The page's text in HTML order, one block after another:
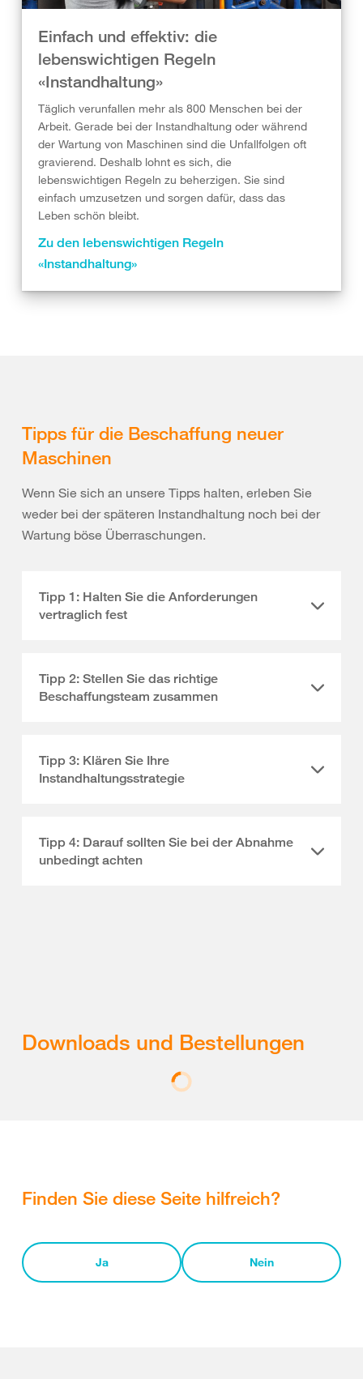
Einfach und effektiv: die
lebenswichtigen Regeln
«Instandhaltung»
Täglich verunfallen mehr als 800 Menschen bei der
Arbeit. Gerade bei der Instandhaltung oder während
der Wartung von Maschinen sind die Unfallfolgen oft
gravierend. Deshalb lohnt es sich, die
lebenswichtigen Regeln zu beherzigen. Sie sind
einfach umzusetzen und sorgen dafür, dass das
Leben schön bleibt.
Zu den lebenswichtigen Regeln
«Instandhaltung»
Tipps für die Beschaffung neuer
Maschinen
Wenn Sie sich an unsere Tipps halten, erleben Sie
weder bei der späteren Instandhaltung noch bei der
Wartung böse Überraschungen.
Tipp 1: Halten Sie die Anforderungen
vertraglich fest
Tipp 2: Stellen Sie das richtige
Beschaffungsteam zusammen
Tipp 3: Klären Sie Ihre
Instandhaltungsstrategie
Tipp 4: Darauf sollten Sie bei der Abnahme
unbedingt achten
Downloads und Bestellungen
Finden Sie diese Seite hilfreich?
Ja Nein